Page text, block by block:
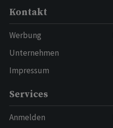
Kontakt
Werbung
Unternehmen
Impressum
Services
Anmelden